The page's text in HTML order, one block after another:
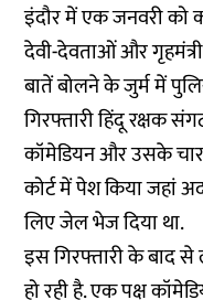
इंदौर में एक जनवरी को
देवी-देवताओं और
बातें बोलने के जुर्म में
गिरफ्तारी हिंदू रक्षक
कॉमेडियन और उसके
कोर्ट में पेश किया जहां
लिए जेल भेज दिया था.
इस गिरफ्तारी के बाद से
हो रही है. एक पक्ष